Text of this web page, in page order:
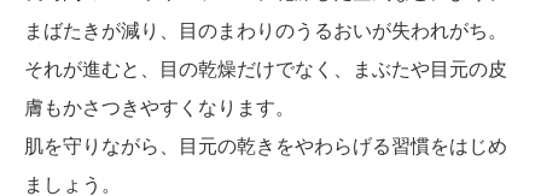
まばたきが減り、目のまわりのうるおいが失われがち。
それが進むと、目の乾燥だけでなく、まぶたや目元の皮
膚もかさつきやすくなります。
肌を守りながら、目元の乾きをやわらげる習慣をはじめ
ましょう。